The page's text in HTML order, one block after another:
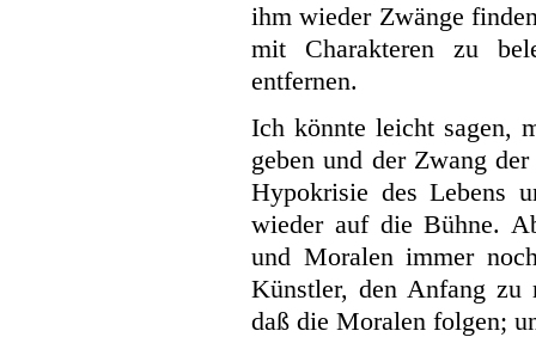
ihm wieder Zwänge
mit Charakteren zu
entfernen.
Ich könnte leicht sagen,
geben und der Zwang
Hypokrisie des Lebens
wieder auf die Bühne.
und Moralen immer
Künstler, den Anfang zu
daß die Moralen folgen;